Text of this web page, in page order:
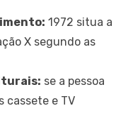
1972 situa a
X segundo as
se a pessoa
cassete e TV